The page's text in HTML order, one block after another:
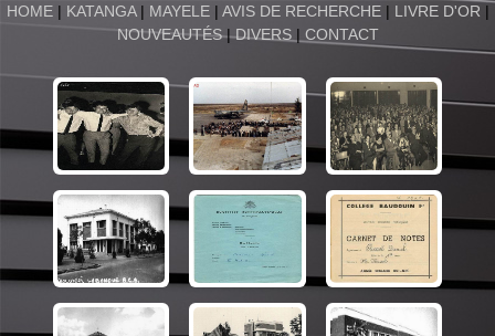
HOME | KATANGA| MAYELE| AVIS DE RECHERCHE| LIVRE D'OR |
NOUVEAUTÉS|DIVERS| CONTACT